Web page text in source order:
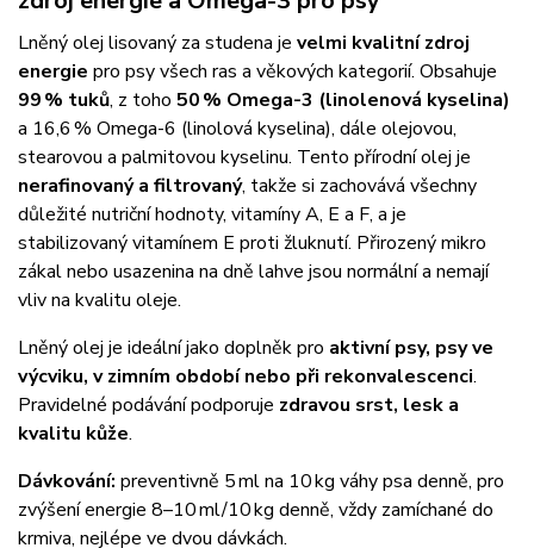
Lněný olej lisovaný za studena je velmi kvalitní zdroj
energie pro psy všech ras a věkových kategorií. Obsahuje
99 % tuků, z toho 50 % Omega-3 (linolenová kyselina)
a 16,6 % Omega-6 (linolová kyselina), dále olejovou,
stearovou a palmitovou kyselinu. Tento přírodní olej je
nerafinovaný a filtrovaný, takže si zachovává všechny
důležité nutriční hodnoty, vitamíny A, E a F, a je
stabilizovaný vitamínem E proti žluknutí. Přirozený mikro
zákal nebo usazenina na dně lahve jsou normální a nemají
vliv na kvalitu oleje.
Lněný olej je ideální jako doplněk pro aktivní psy, psy ve
výcviku, v zimním období nebo při rekonvalescenci.
Pravidelné podávání podporuje zdravou srst, lesk a
kvalitu kůže.
Dávkování: preventivně 5 ml na 10 kg váhy psa denně, pro
zvýšení energie 8–10 ml/10 kg denně, vždy zamíchané do
krmiva, nejlépe ve dvou dávkách.